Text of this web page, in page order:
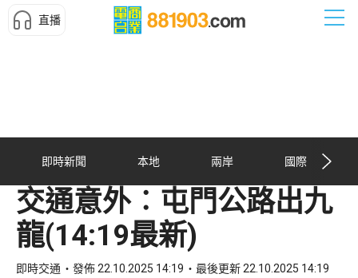
直播
即時新聞 本地 兩岸 國際
交通意外︰屯門公路出九
龍(14:19最新)
即時交通 發佈 22.10.2025 14:19 最後更新 22.10.2025 14:19